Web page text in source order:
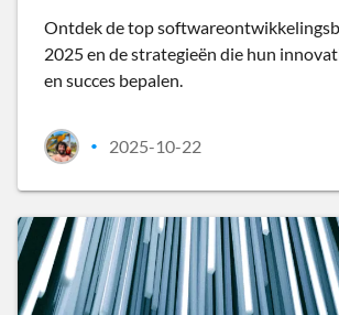
Ontdek de top
2025 en de strategieën die hun
en succes bepalen.
• 2025-10-22